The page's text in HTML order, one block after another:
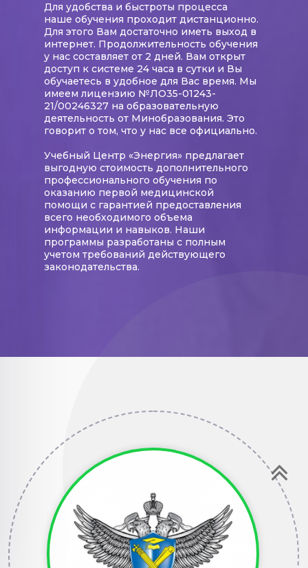
Для удобства и быстроты процесса
наше обучения проходит дистанционно.
Для этого Вам достаточно иметь выход в
интернет. Продолжительность обучения
у нас составляет от 2 дней. Вам открыт
доступ к системе 24 часа в сутки и Вы
обучаетесь в удобное для Вас время. Мы
имеем лицензию №ЛО35-01243-
21/00246327 на образовательную
деятельность от Минобразования. Это
говорит о том, что у нас все официально.
Учебный Центр «Энергия» предлагает
выгодную стоимость дополнительного
профессионального обучения по
оказанию первой медицинской
помощи с гарантией предоставления
всего необходимого объема
информации и навыков. Наши
программы разработаны с полным
учетом требований действующего
законодательства.